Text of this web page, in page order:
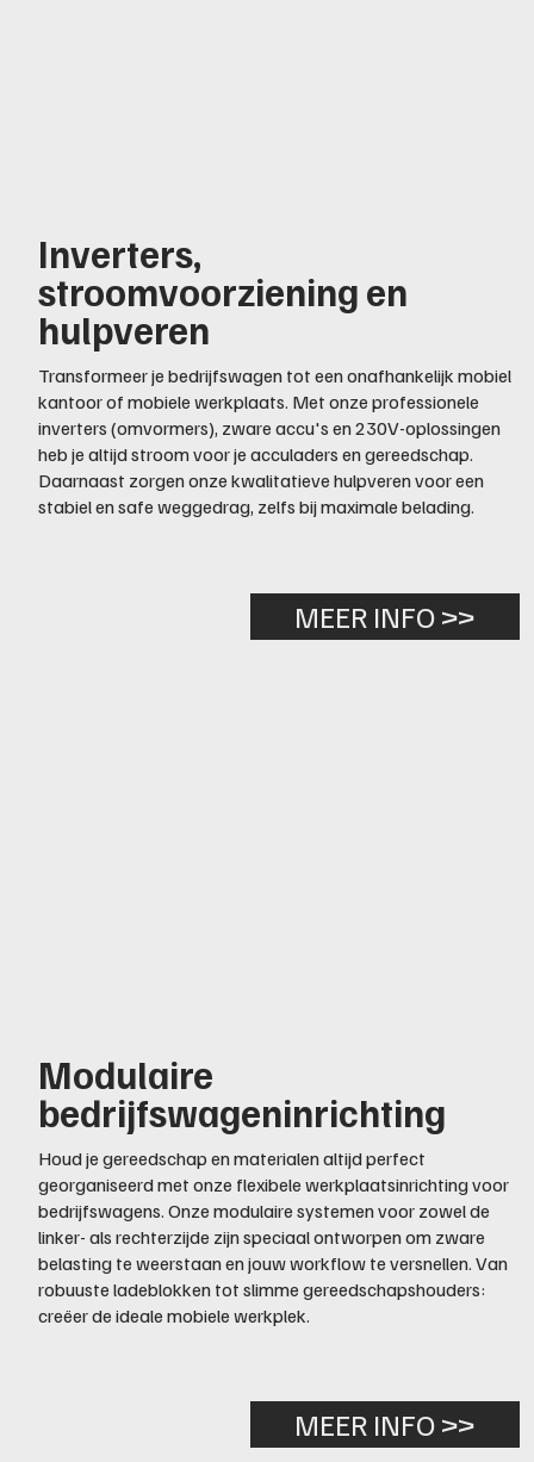
Inverters,
stroomvoorziening en
hulpveren
Transformeer je bedrijfswagen tot een onafhankelijk mobiel
kantoor of mobiele werkplaats. Met onze professionele
inverters (omvormers), zware accu's en 230V-oplossingen
heb je altijd stroom voor je acculaders en gereedschap.
Daarnaast zorgen onze kwalitatieve hulpveren voor een
stabiel en safe weggedrag, zelfs bij maximale belading.
MEER INFO >>
Modulaire
bedrijfswageninrichting
Houd je gereedschap en materialen altijd perfect
georganiseerd met onze flexibele werkplaatsinrichting voor
bedrijfswagens. Onze modulaire systemen voor zowel de
linker- als rechterzijde zijn speciaal ontworpen om zware
belasting te weerstaan en jouw workflow te versnellen. Van
robuuste ladeblokken tot slimme gereedschapshouders:
creëer de ideale mobiele werkplek.
MEER INFO >>